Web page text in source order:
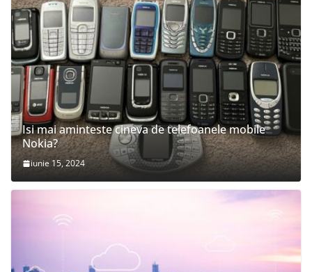
Isi mai aminteste cineva de telefoanele mobile
Nokia?
iunie 15, 2024